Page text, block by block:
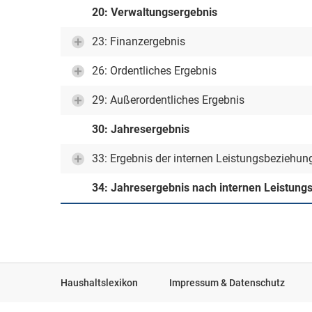
20: Verwaltungsergebnis
23: Finanzergebnis
26: Ordentliches Ergebnis
29: Außerordentliches Ergebnis
30: Jahresergebnis
33: Ergebnis der internen
34: Jahresergebnis nach internen
Haushaltslexikon Impressum & Datenschutz